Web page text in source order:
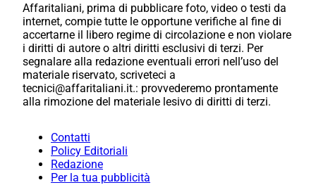
Affaritaliani, prima di pubblicare foto, video o testi da
internet, compie tutte le opportune verifiche al fine di
accertarne il libero regime di circolazione e non violare
i diritti di autore o altri diritti esclusivi di terzi. Per
segnalare alla redazione eventuali errori nell’uso del
materiale riservato, scriveteci a
tecnici@affaritaliani.it.: provvederemo prontamente
alla rimozione del materiale lesivo di diritti di terzi.
Contatti
Policy Editoriali
Redazione
Per la tua pubblicità